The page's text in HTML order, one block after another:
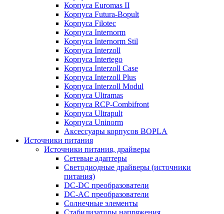
Корпуса Euromas II
Корпуса Futura-Bopult
Корпуса Filotec
Корпуса Internorm
Корпуса Internorm Stil
Корпуса Interzoll
Корпуса Intertego
Корпуса Interzoll Case
Корпуса Interzoll Plus
Корпуса Interzoll Modul
Корпуса Ultramas
Корпуса RCP-Combifront
Корпуса Ultrapult
Корпуса Uninorm
Аксессуары корпусов BOPLA
Источники питания
Источники питания, драйверы
Сетевые адаптеры
Светодиодные драйверы (источники
питания)
DC-DC преобразователи
DC-AC преобразователи
Солнечные элементы
Стабилизаторы напряжения